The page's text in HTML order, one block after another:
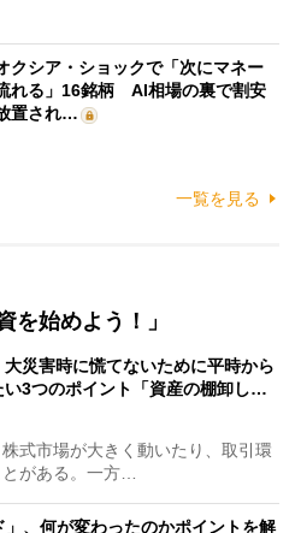
クシア・ショックで「次にマネー
れる」16銘柄 AI相場の裏で割安
置され…
一覧を見る
を始めよう！」
大災害時に慌てないために平時から
い3つのポイント「資産の棚卸し…
式市場が大きく動いたり、取引環
がある。一方…
、何が変わったのかポイントを解